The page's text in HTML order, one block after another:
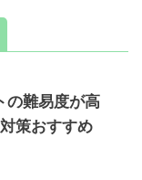
の難易度が高
策おすすめ